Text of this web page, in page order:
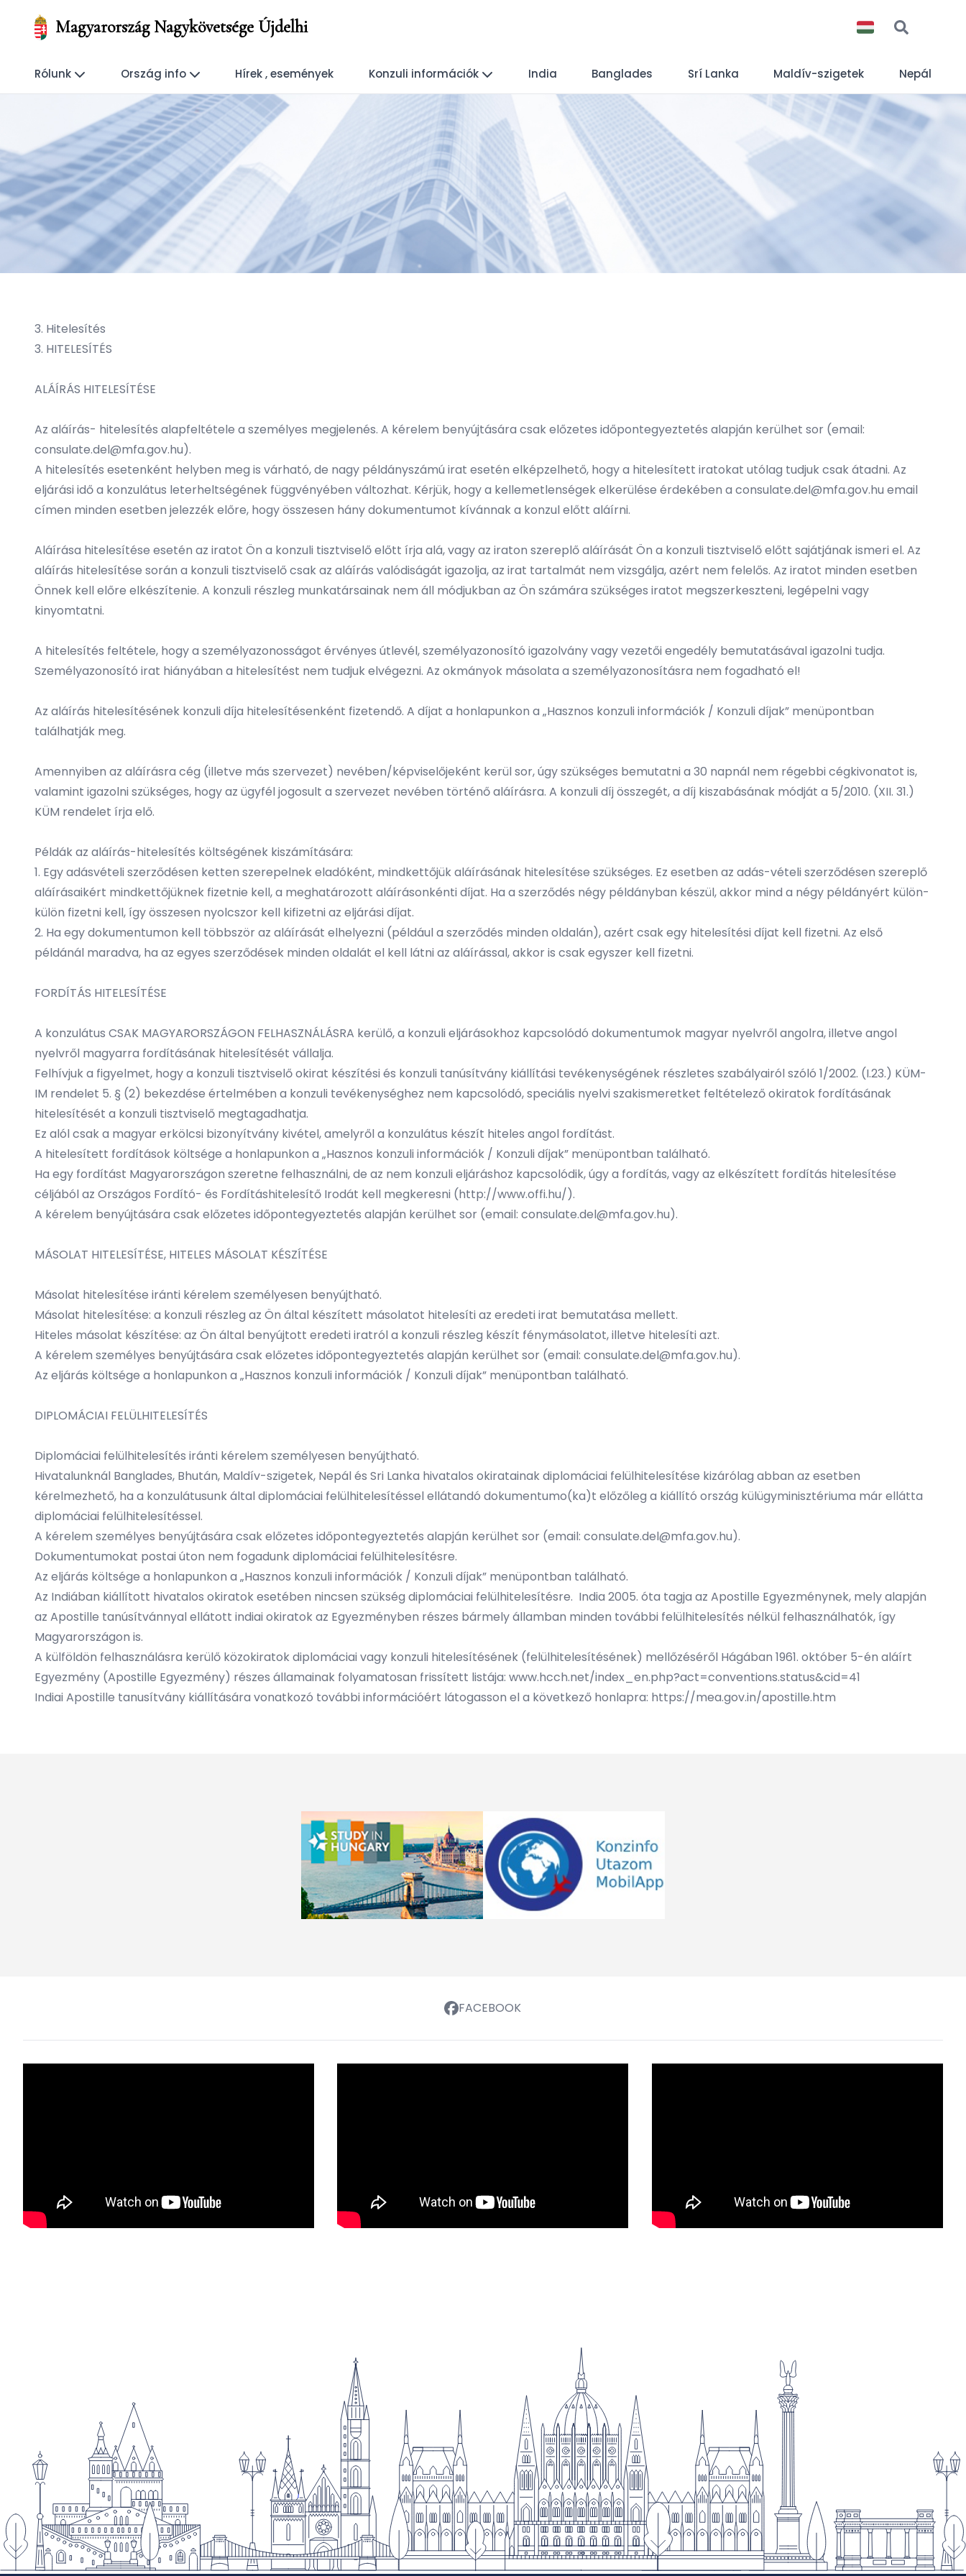
Magyarország Nagykövetsége Újdelhi
Rólunk Ország info Hírek , események Konzuli információk India Banglades Srí Lanka Maldív-szigetek Nepál
3. Hitelesítés
3. HITELESÍTÉS
ALÁÍRÁS HITELESÍTÉSE
Az aláírás- hitelesítés alapfeltétele a személyes megjelenés. A kérelem benyújtására csak előzetes időpontegyeztetés alapján kerülhet sor (email:
consulate.del@mfa.gov.hu).
A hitelesítés esetenként helyben meg is várható, de nagy példányszámú irat esetén elképzelhető, hogy a hitelesített iratokat utólag tudjuk csak átadni. Az
eljárási idő a konzulátus leterheltségének függvényében változhat. Kérjük, hogy a kellemetlenségek elkerülése érdekében a consulate.del@mfa.gov.hu email
címen minden esetben jelezzék előre, hogy összesen hány dokumentumot kívánnak a konzul előtt aláírni.
Aláírása hitelesítése esetén az iratot Ön a konzuli tisztviselő előtt írja alá, vagy az iraton szereplő aláírását Ön a konzuli tisztviselő előtt sajátjának ismeri el. Az
aláírás hitelesítése során a konzuli tisztviselő csak az aláírás valódiságát igazolja, az irat tartalmát nem vizsgálja, azért nem felelős. Az iratot minden esetben
Önnek kell előre elkészítenie. A konzuli részleg munkatársainak nem áll módjukban az Ön számára szükséges iratot megszerkeszteni, legépelni vagy
kinyomtatni.
A hitelesítés feltétele, hogy a személyazonosságot érvényes útlevél, személyazonosító igazolvány vagy vezetői engedély bemutatásával igazolni tudja.
Személyazonosító irat hiányában a hitelesítést nem tudjuk elvégezni. Az okmányok másolata a személyazonosításra nem fogadható el!
Az aláírás hitelesítésének konzuli díja hitelesítésenként fizetendő. A díjat a honlapunkon a „Hasznos konzuli információk / Konzuli díjak” menüpontban
találhatják meg.
Amennyiben az aláírásra cég (illetve más szervezet) nevében/képviselőjeként kerül sor, úgy szükséges bemutatni a 30 napnál nem régebbi cégkivonatot is,
valamint igazolni szükséges, hogy az ügyfél jogosult a szervezet nevében történő aláírásra. A konzuli díj összegét, a díj kiszabásának módját a 5/2010. (XII. 31.)
KÜM rendelet írja elő.
Példák az aláírás-hitelesítés költségének kiszámítására:
1. Egy adásvételi szerződésen ketten szerepelnek eladóként, mindkettőjük aláírásának hitelesítése szükséges. Ez esetben az adás-vételi szerződésen szereplő
aláírásaikért mindkettőjüknek fizetnie kell, a meghatározott aláírásonkénti díjat. Ha a szerződés négy példányban készül, akkor mind a négy példányért külön-
külön fizetni kell, így összesen nyolcszor kell kifizetni az eljárási díjat.
2. Ha egy dokumentumon kell többször az aláírását elhelyezni (például a szerződés minden oldalán), azért csak egy hitelesítési díjat kell fizetni. Az első
példánál maradva, ha az egyes szerződések minden oldalát el kell látni az aláírással, akkor is csak egyszer kell fizetni.
FORDÍTÁS HITELESÍTÉSE
A konzulátus CSAK MAGYARORSZÁGON FELHASZNÁLÁSRA kerülő, a konzuli eljárásokhoz kapcsolódó dokumentumok magyar nyelvről angolra, illetve angol
nyelvről magyarra fordításának hitelesítését vállalja.
Felhívjuk a figyelmet, hogy a konzuli tisztviselő okirat készítési és konzuli tanúsítvány kiállítási tevékenységének részletes szabályairól szóló 1/2002. (I.23.) KÜM-
IM rendelet 5. § (2) bekezdése értelmében a konzuli tevékenységhez nem kapcsolódó, speciális nyelvi szakismeretket feltételező okiratok fordításának
hitelesítését a konzuli tisztviselő megtagadhatja.
Ez alól csak a magyar erkölcsi bizonyítvány kivétel, amelyről a konzulátus készít hiteles angol fordítást.
A hitelesített fordítások költsége a honlapunkon a „Hasznos konzuli információk / Konzuli díjak” menüpontban található.
Ha egy fordítást Magyarországon szeretne felhasználni, de az nem konzuli eljáráshoz kapcsolódik, úgy a fordítás, vagy az elkészített fordítás hitelesítése
céljából az Országos Fordító- és Fordításhitelesítő Irodát kell megkeresni (http://www.offi.hu/).
A kérelem benyújtására csak előzetes időpontegyeztetés alapján kerülhet sor (email: consulate.del@mfa.gov.hu).
MÁSOLAT HITELESÍTÉSE, HITELES MÁSOLAT KÉSZÍTÉSE
Másolat hitelesítése iránti kérelem személyesen benyújtható.
Másolat hitelesítése: a konzuli részleg az Ön által készített másolatot hitelesíti az eredeti irat bemutatása mellett.
Hiteles másolat készítése: az Ön által benyújtott eredeti iratról a konzuli részleg készít fénymásolatot, illetve hitelesíti azt.
A kérelem személyes benyújtására csak előzetes időpontegyeztetés alapján kerülhet sor (email: consulate.del@mfa.gov.hu).
Az eljárás költsége a honlapunkon a „Hasznos konzuli információk / Konzuli díjak” menüpontban található.
DIPLOMÁCIAI FELÜLHITELESÍTÉS
Diplomáciai felülhitelesítés iránti kérelem személyesen benyújtható.
Hivatalunknál Banglades, Bhután, Maldív-szigetek, Nepál és Sri Lanka hivatalos okiratainak diplomáciai felülhitelesítése kizárólag abban az esetben
kérelmezhető, ha a konzulátusunk által diplomáciai felülhitelesítéssel ellátandó dokumentumo(ka)t előzőleg a kiállító ország külügyminisztériuma már ellátta
diplomáciai felülhitelesítéssel.
A kérelem személyes benyújtására csak előzetes időpontegyeztetés alapján kerülhet sor (email: consulate.del@mfa.gov.hu).
Dokumentumokat postai úton nem fogadunk diplomáciai felülhitelesítésre.
Az eljárás költsége a honlapunkon a „Hasznos konzuli információk / Konzuli díjak” menüpontban található.
Az Indiában kiállított hivatalos okiratok esetében nincsen szükség diplomáciai felülhitelesítésre. India 2005. óta tagja az Apostille Egyezménynek, mely alapján
az Apostille tanúsítvánnyal ellátott indiai okiratok az Egyezményben részes bármely államban minden további felülhitelesítés nélkül felhasználhatók, így
Magyarországon is.
A külföldön felhasználásra kerülő közokiratok diplomáciai vagy konzuli hitelesítésének (felülhitelesítésének) mellőzéséről Hágában 1961. október 5-én aláírt
Egyezmény (Apostille Egyezmény) részes államainak folyamatosan frissített listája: www.hcch.net/index_en.php?act=conventions.status&cid=41
Indiai Apostille tanusítvány kiállítására vonatkozó további információért látogasson el a következő honlapra: https://mea.gov.in/apostille.htm
FACEBOOK